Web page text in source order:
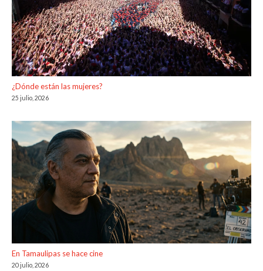
¿Dónde están las mujeres?
25 julio, 2026
En Tamaulipas se hace cine
20 julio, 2026